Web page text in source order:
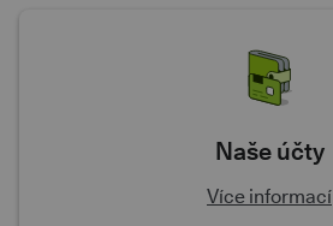
Naše účty
Více informací